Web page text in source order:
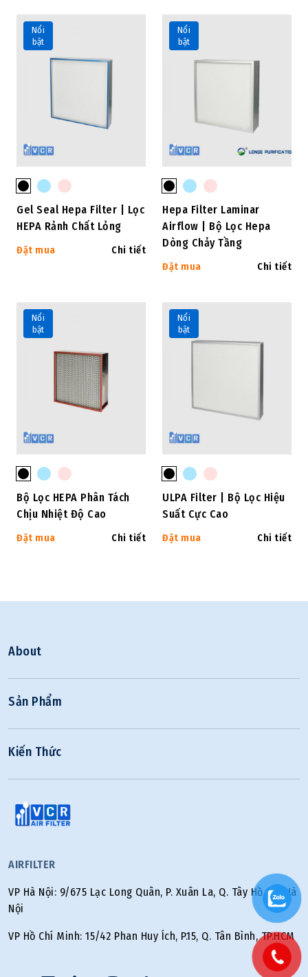
Nổi
bật
Gel Seal Hepa Filter | Lọc
HEPA Rảnh Chất Lỏng
Đặt mua Chi tiết
Nổi
bật
Hepa Filter Laminar
Airflow | Bộ Lọc Hepa
Dòng Chảy Tầng
Đặt mua Chi tiết
Nổi
bật
Bộ Lọc HEPA Phân Tách
Chịu Nhiệt Độ Cao
Đặt mua Chi tiết
Nổi
bật
ULPA Filter | Bộ Lọc Hiệu
Suất Cực Cao
Đặt mua Chi tiết
About
Sản Phẩm
Kiến Thức
AIRFILTER
VP Hà Nội: 9/675 Lạc Long Quân, P. Xuân La, Q. Tây Hồ, TP. Hà
Nội
VP Hồ Chí Minh: 15/42 Phan Huy Ích, P.15, Q. Tân Bình, TP.HCM